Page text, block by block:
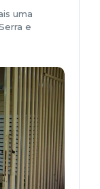
uma
e